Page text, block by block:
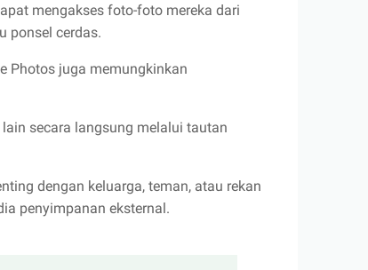
mengakses foto-foto mereka dari
ponsel cerdas.
Photos juga memungkinkan
secara langsung melalui tautan
dengan keluarga, teman, atau rekan
penyimpanan eksternal.